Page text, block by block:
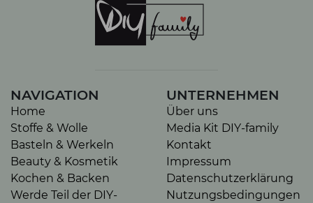
NAVIGATION
Home
Stoffe & Wolle
Basteln & Werkeln
Beauty & Kosmetik
Kochen & Backen
Werde Teil der DIY-
UNTERNEHMEN
Über uns
Media Kit DIY-family
Kontakt
Impressum
Datenschutzerklärung
Nutzungsbedingungen